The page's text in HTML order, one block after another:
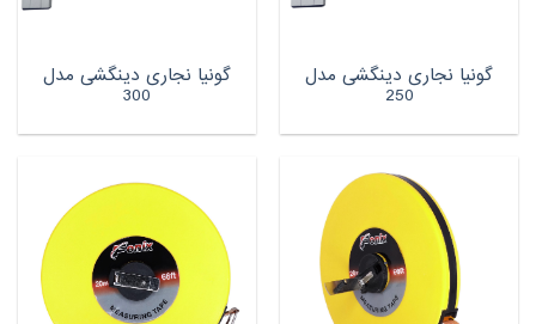
گونیا نجاری دینگشی مدل
250
گونیا نجاری دینگشی مدل
300